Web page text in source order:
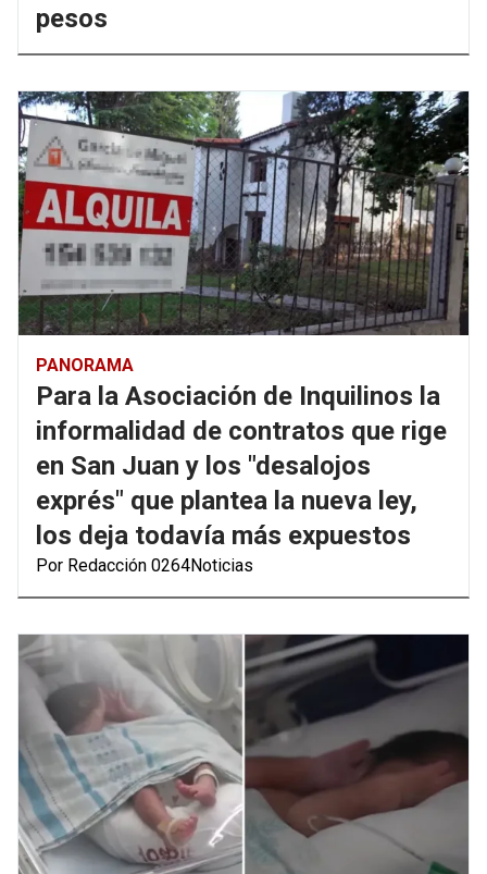
pesos
PANORAMA
Para la Asociación de Inquilinos la
informalidad de contratos que rige
en San Juan y los "desalojos
exprés" que plantea la nueva ley,
los deja todavía más expuestos
Por Redacción 0264Noticias